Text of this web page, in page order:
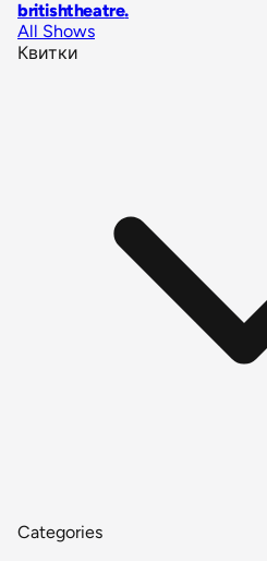
britishtheatre.
All Shows
Квитки
Categories